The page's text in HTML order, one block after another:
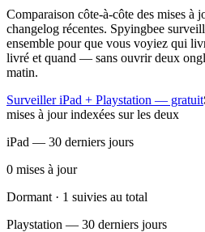
Comparaison côte-à-côte des mises à
changelog récentes. Spyingbee
ensemble pour que vous voyiez qui
livré et quand — sans ouvrir deux
matin.
Surveiller iPad + Playstation — gratuit
mises à jour indexées sur les deux
iPad — 30 derniers jours
0 mises à jour
Dormant · 1 suivies au total
Playstation — 30 derniers jours